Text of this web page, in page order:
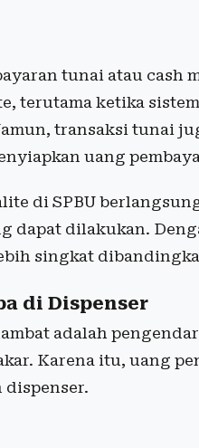
tunai atau cash
terutama ketika
transaksi tunai
uang
di SPBU
dapat dilakukan.
singkat
di Dispenser
adalah
Karena itu, uang
dispenser.